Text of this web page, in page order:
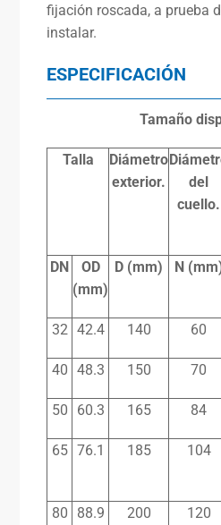
fijación roscada, a prueba
instalar.
ESPECIFICACIÓN
Tamaño
Talla
Diámetro
exterior.
del
cuello.
DN
OD
(mm)
D (mm) N
32 42.4 140 60
40 48.3 150 70
50 60.3 165 84
65 76.1 185 104
80 88.9 200 120